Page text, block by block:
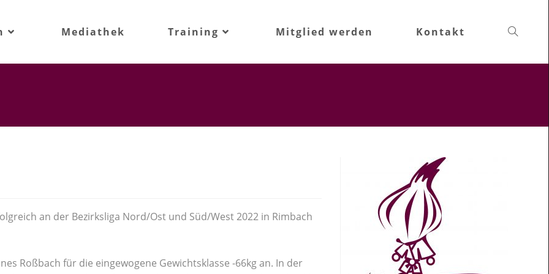
Mediathek Training Mitglied werden Kontakt
an der Bezirksliga Nord/Ost und Süd/West 2022 in Rimbach
Roßbach für die eingewogene Gewichtsklasse -66kg an. In der